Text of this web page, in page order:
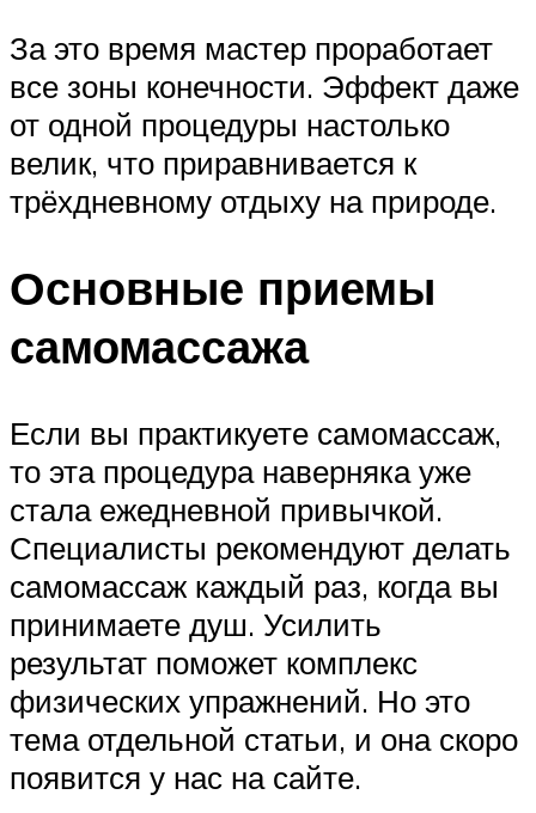
За это время мастер проработает
все зоны конечности. Эффект даже
от одной процедуры настолько
велик, что приравнивается к
трёхдневному отдыху на природе.
Основные приемы
самомассажа
Если вы практикуете самомассаж,
то эта процедура наверняка уже
стала ежедневной привычкой.
Специалисты рекомендуют делать
самомассаж каждый раз, когда вы
принимаете душ. Усилить
результат поможет комплекс
физических упражнений. Но это
тема отдельной статьи, и она скоро
появится у нас на сайте.